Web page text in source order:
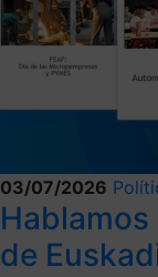
03/07/2026
de